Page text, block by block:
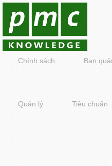
Chính sách Ban
Quản lý Tiêu chuẩn